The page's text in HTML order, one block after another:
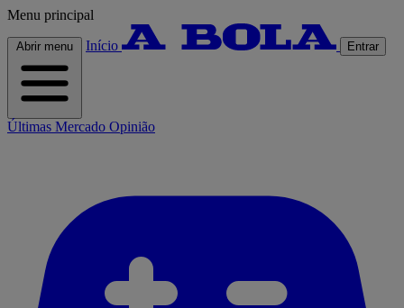
Menu principal
Abrir menu Início Entrar
Últimas Mercado Opinião